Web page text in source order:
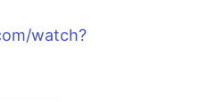
watch?